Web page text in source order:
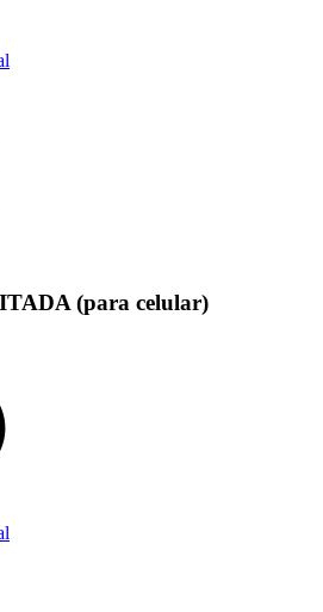
(para celular)